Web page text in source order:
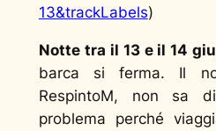
13&trackLabels)
Notte tra il 13 e il 14
barca si ferma. Il
RespintoM, non sa
problema perché